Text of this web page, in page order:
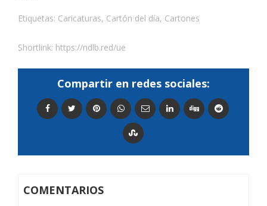
Etiquetas: Caricaturas, Cartón del día, Cartones
Shortlink: https://ndlb.red/ue
Compartir en redes sociales:
COMENTARIOS